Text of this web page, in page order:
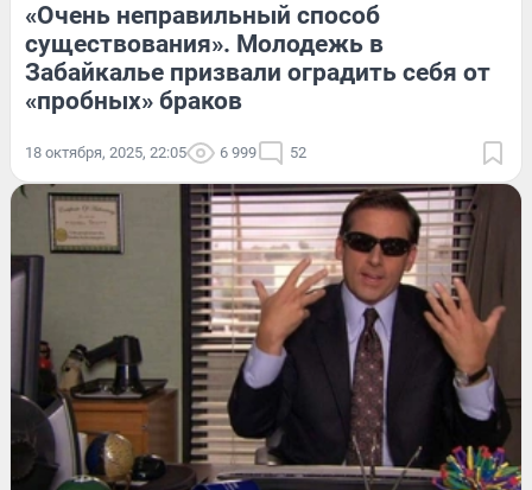
«Очень неправильный способ
существования». Молодежь в
Забайкалье призвали оградить себя от
«пробных» браков
18 октября, 2025, 22:05 6 999 52